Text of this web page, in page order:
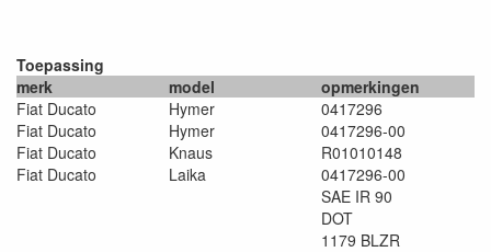
Toepassing
merk
model
opmerkingen
Fiat Ducato
Hymer
0417296
Fiat Ducato
Hymer
0417296-00
Fiat Ducato
Knaus
R01010148
Fiat Ducato
Laika
0417296-00
SAE IR 90
DOT
1179 BLZR